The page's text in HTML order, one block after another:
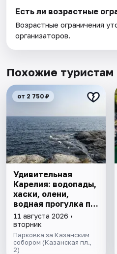
Есть ли возрастные
Возрастные ограничения
организаторов.
Похожие туристам
от 2 750 ₽
Удивительная
Карелия: водопады,
хаски, олени,
водная прогулка по
Ладожским шхерам
на ладье,
посещение рыбной
фермы.
11 августа 2026 •
вторник
Парковка за Казанским
собором (Казанская пл.,
2)